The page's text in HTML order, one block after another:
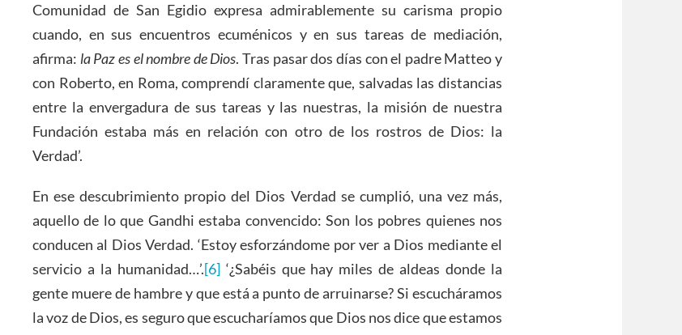
Comunidad de San Egidio expresa admirablemente su carisma propio
cuando, en sus encuentros ecuménicos y en sus tareas de mediación,
afirma: la Paz es el nombre de Dios. Tras pasar dos días con el padre Matteo y
con Roberto, en Roma, comprendí claramente que, salvadas las distancias
entre la envergadura de sus tareas y las nuestras, la misión de nuestra
Fundación estaba más en relación con otro de los rostros de Dios: la
Verdad’.
En ese descubrimiento propio del Dios Verdad se cumplió, una vez más,
aquello de lo que Gandhi estaba convencido: Son los pobres quienes nos
conducen al Dios Verdad. ‘Estoy esforzándome por ver a Dios mediante el
servicio a la humanidad…’.[6]‘¿Sabéis que hay miles de aldeas donde la
gente muere de hambre y que está a punto de arruinarse? Si escucháramos
la voz de Dios, es seguro que escucharíamos que Dios nos dice que estamos